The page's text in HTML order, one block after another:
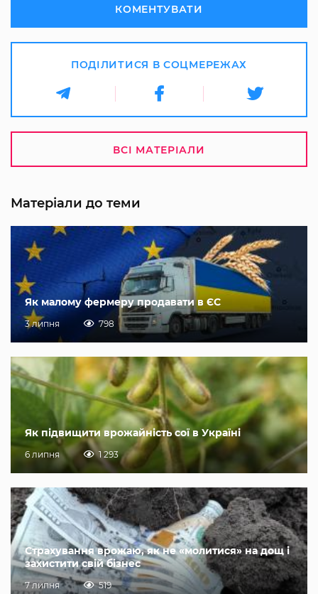
КОМЕНТУВАТИ
ПОДІЛИТИСЯ В СОЦМЕРЕЖАХ
ВСІ МАТЕРІАЛИ
Матеріали до теми
Як малому фермеру продавати в ЄС
3 липня 798
Як підвищити врожайність сої в Україні
6 липня 1 293
Страхування врожаю, як не «молитися» на дощ і
захистити свій бізнес
7 липня 519